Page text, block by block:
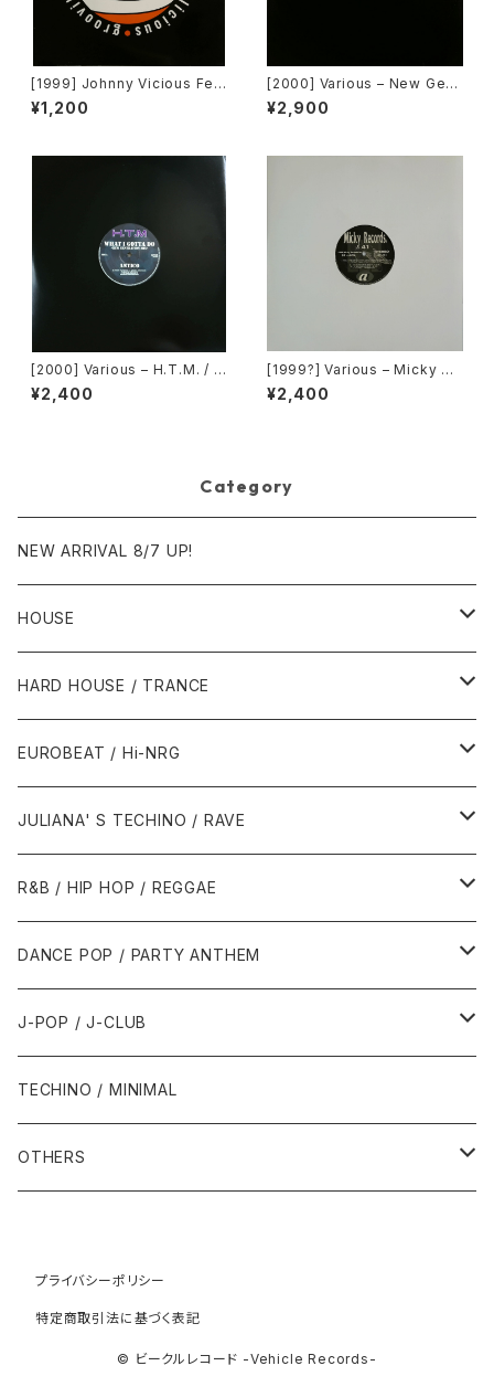
[1999] Johnny Vicious Fea
t. Dangerous Dave – Sanct
uary [Groovilicious]
¥1,200
[2000] Various – New Gen
eration / Back To The "Dis
co" ~私もDiscoへ連れていっ
¥2,900
[2000] Various – H.T.M. / B
ack To "Disco" Request 0
0.00.13 [Avex Trax]
¥2,400
[1999?] Various – Micky Re
cords Vol.41 [Micky Recor
ds.][PROMO]
¥2,400
Category
NEW ARRIVAL 8/7 UP!
HOUSE
1980年代
1987年・以前
1988年
1990年代
1990年
1991年
1995年
1996年
1998年
2000年代
2000年
2001年
2005年
2007年
2010年代
2010年
2011年
2016年
HARD HOUSE / TRANCE
1990年代
1994年・以前
1995年
1999年
2000年代
2000年
2001年
2005年
2007年
EUROBEAT / Hi-NRG
1980年代
1986年・以前
1987年
1990年代
1990年
1991年
2000年代
JULIANA' S TECHINO / RAVE
1990年代
1990年
1991年
1996年 - 1999年
2000年代
2000年
2001年
R&B / HIP HOP / REGGAE
1980年代
1985年・以前
1986年
1990年代
1990年
1991年
1993年
2000年代
2000年
2002年
DANCE POP / PARTY ANTHEM
1980年代
1988年・以前
1989年
1990年代
1990年
1992年
2000年代
2001年
J-POP / J-CLUB
1980年代
1990年代
1991年
2000年
TECHINO / MINIMAL
OTHERS
1985年・以前
1990年代
プライバシーポリシー
特定商取引法に基づく表記
© ビークルレコード -Vehicle Records-